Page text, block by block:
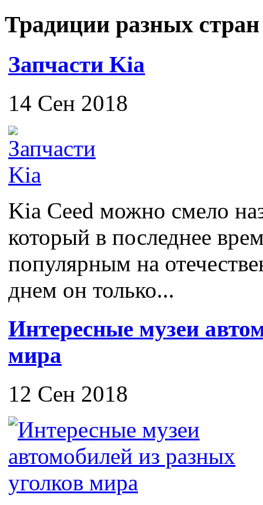
Традиции разных стран
Запчасти Kia
14 Сен 2018
Kia Ceed можно смело
который в последнее
популярным на
днем он только...
Интересные музеи
мира
12 Сен 2018